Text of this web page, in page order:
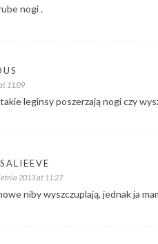
nogi .
11:09
leginsy poszerzają nogi czy
2013 at 11:27
niby wyszczuplają, jednak ja